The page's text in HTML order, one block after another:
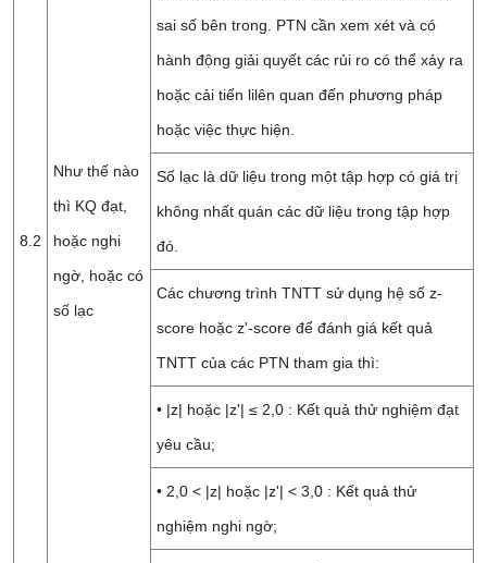
8.2
Như thế nào
thì KQ đạt,
hoặc nghi
ngờ, hoặc có
số lạc
sai số bên trong. PTN cần xem xét và có
hành động giải quyết các rủi ro có thể xảy ra
hoặc cải tiến lilên quan đến phương pháp
hoặc việc thực hiện.
Số lạc là dữ liệu trong một tập hợp có giá trị
không nhất quán các dữ liệu trong tập hợp
đó.
Các chương trình TNTT sử dụng hệ số z-
score hoặc z'-score để đánh giá kết quả
TNTT của các PTN tham gia thì:
• |z| hoặc |z'| ≤ 2,0 : Kết quả thử nghiệm đạt
yêu cầu;
• 2,0 < |z| hoặc |z'| < 3,0 : Kết quả thử
nghiệm nghi ngờ;